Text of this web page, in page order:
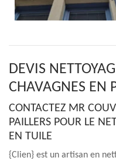
DEVIS
CHAVAGNES EN
CONTACTEZ MR
PAILLERS POUR LE
EN TUILE
{Clien} est un artisan en